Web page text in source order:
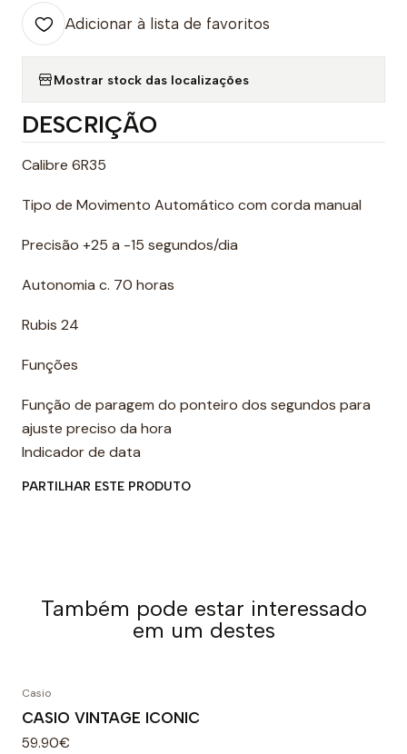
Adicionar à lista de favoritos
Mostrar stock das localizações
DESCRIÇÃO
Calibre 6R35
Tipo de Movimento Automático com corda manual
Precisão +25 a -15 segundos/dia
Autonomia c. 70 horas
Rubis 24
Funções
Função de paragem do ponteiro dos segundos para
ajuste preciso da hora
Indicador de data
PARTILHAR ESTE PRODUTO
Também pode estar interessado
em um destes
Casio
CASIO VINTAGE ICONIC
59.90€